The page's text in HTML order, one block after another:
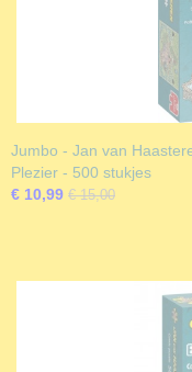
Jumbo - Jan van
Plezier - 500 stukjes
€ 10,99 € 15,00